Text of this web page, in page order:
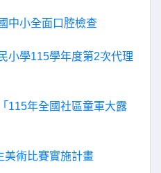
中小全面口腔檢查
小學115學年度第2次代理
115年全國社區童軍大露
美術比賽實施計畫